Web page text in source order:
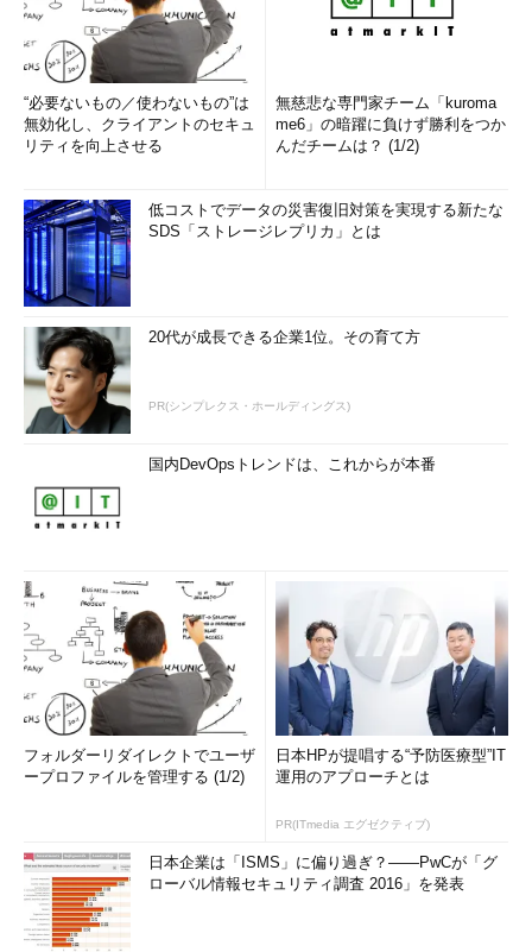
“必要ないもの／使わないもの”は
無効化し、クライアントのセキュ
リティを向上させる
無慈悲な専門家チーム「kuroma
me6」の暗躍に負けず勝利をつか
んだチームは？ (1/2)
低コストでデータの災害復旧対策を実現する新たな
SDS「ストレージレプリカ」とは
20代が成長できる企業1位。その育て方
PR(シンプレクス・ホールディングス)
国内DevOpsトレンドは、これからが本番
フォルダーリダイレクトでユーザ
ープロファイルを管理する (1/2)
日本HPが提唱する“予防医療型”IT
運用のアプローチとは
PR(ITmedia エグゼクティブ)
日本企業は「ISMS」に偏り過ぎ？――PwCが「グ
ローバル情報セキュリティ調査 2016」を発表